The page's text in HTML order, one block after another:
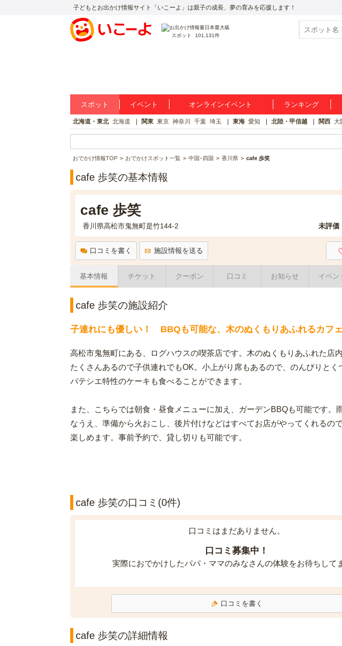
子どもとお出かけ情報サイト「いこーよ」は親子の成長、夢の育みを応援します！
スポット 101,131件
スポット イベント オンラインイベント ランキング
北海道・東北 北海道 関東 東京 神奈川 千葉 埼玉 東海 愛知 北陸・甲信越 関西 大
おでかけ情報TOP おでかけスポット一覧 中国･四国 香川県 cafe 歩笑
cafe 歩笑の基本情報
cafe 歩笑
香川県高松市鬼無町是竹144-2 未評価
口コミを書く 施設情報を送る
基本情報 チケット クーポン 口コミ お知らせ イベン
cafe 歩笑の施設紹介
子連れにも優しい！ BBQも可能な、木のぬくもりあふれるカフェ
高松市鬼無町にある、ログハウスの喫茶店です。木のぬくもりあふれた店
たくさんあるので子供連れでもOK。小上がり席もあるので、のんびりとく
パテシエ特性のケーキも食べることができます。
また、こちらでは朝食・昼食メニューに加え、ガーデンBBQも可能です。
なうえ、準備から火おこし、後片付けなどはすべてお店がやってくれるの
楽しめます。事前予約で、貸し切りも可能です。
cafe 歩笑の口コミ(0件)
口コミはまだありません。
口コミ募集中！
実際におでかけしたパパ・ママのみなさんの体験をお待ちして
口コミを書く
cafe 歩笑の詳細情報